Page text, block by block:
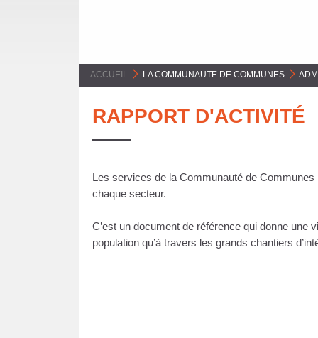
C
M
U
N
E
ACCUEIL > LA COMMUNAUTE DE COMMUNES >
RAPPORT D'ACTIVITÉ
Les services de la Communauté de Communes
chaque secteur.
C’est un document de référence qui donne
population qu’à travers les grands chantiers